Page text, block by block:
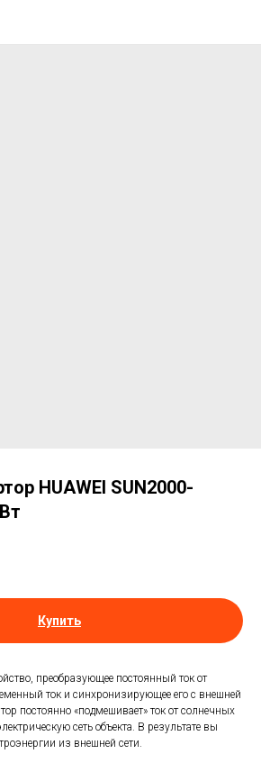
HUAWEI SUN2000-
Купить
преобразующее постоянный ток от
ток и синхронизирующее его с внешней
постоянно «подмешивает» ток от солнечных
сеть объекта. В результате вы
из внешней сети.